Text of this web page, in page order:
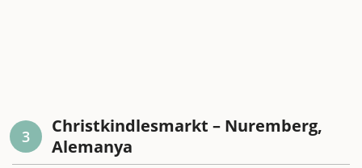
3
Christkindlesmarkt – Nuremberg,
Alemanya